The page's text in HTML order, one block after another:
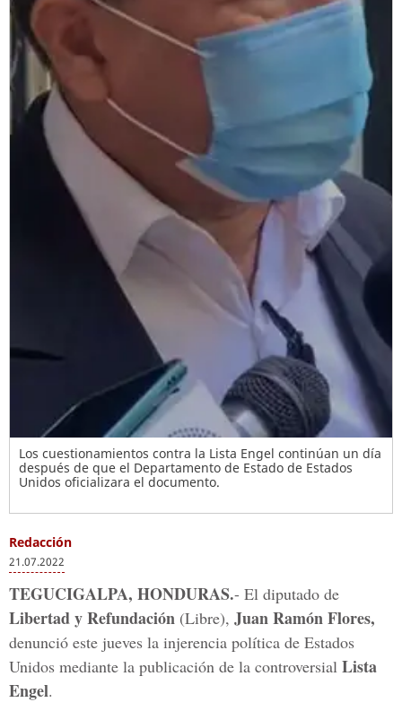
Los cuestionamientos contra la Lista Engel continúan un día
después de que el Departamento de Estado de Estados
Unidos oficializara el documento.
Redacción
21.07.2022
TEGUCIGALPA, HONDURAS.- El diputado de
Libertad y Refundación (Libre), Juan Ramón Flores,
denunció este jueves la injerencia política de Estados
Unidos mediante la publicación de la controversial Lista
Engel.